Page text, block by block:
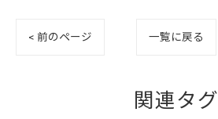
< 前のページ 一覧に戻る
関連タグ